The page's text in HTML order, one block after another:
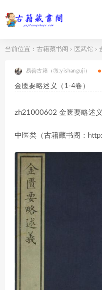
当前位置： 古籍藏书阁 > 医武馆 >
易善古籍（微:yishanguji）
金匮要略述义（1-4卷）
zh21000602 金匮要略述
中医类（古籍藏书阁：